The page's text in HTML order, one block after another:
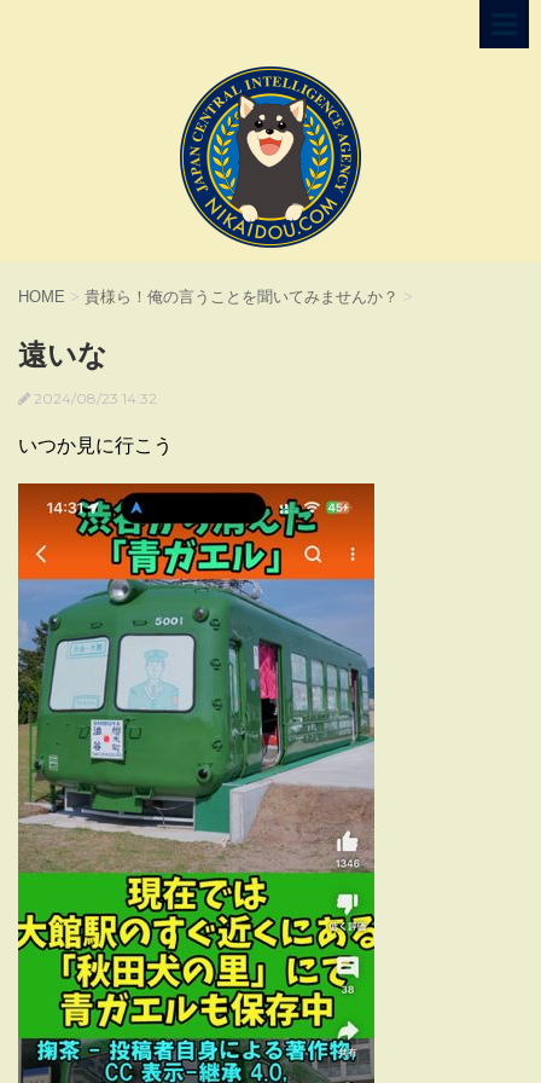
HOME > 貴様ら！俺の言うことを聞いてみませんか？ >
遠いな
2024/08/23 14:32
いつか見に行こう